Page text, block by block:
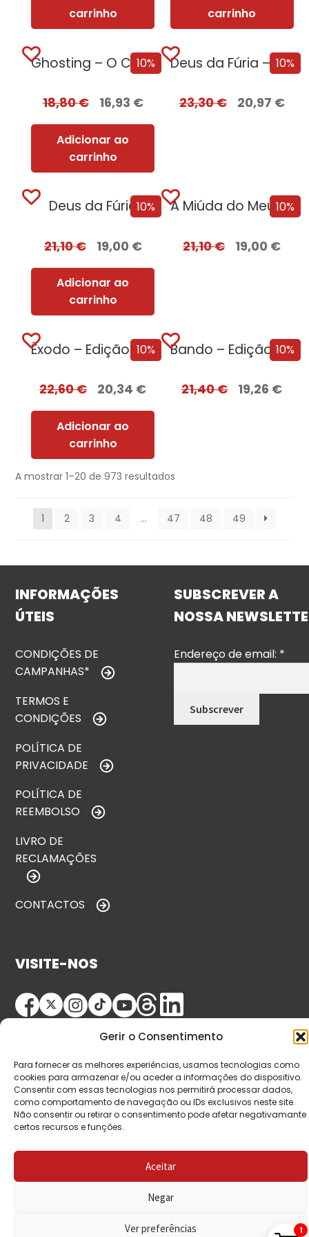
Gerir o Consentimento
Para fornecer as melhores experiências, usamos tecnologias como
cookies para armazenar e/ou aceder a informações do dispositivo.
Consentir com essas tecnologias nos permitirá processar dados,
como comportamento de navegação ou IDs exclusivos neste site.
Não consentir ou retirar o consentimento pode afetar negativamante
certos recursos e funções.
Aceitar
Negar
Ver preferências
carrinho
carrinho
10%
Ghosting – O Caminho para o Sexo
18,80€ 16,93 €
Adicionar ao
carrinho
10%
Deus da Fúria – Edição com EDGES
23,30€ 20,97 €
10%
Deus da Fúria
21,10€ 19,00 €
Adicionar ao
carrinho
10%
A Miúda do Meu Irmão – Edição...
21,10€ 19,00 €
10%
Êxodo – Edição com EDGES
22,60€ 20,34 €
Adicionar ao
carrinho
10%
Bando – Edição com EDGES
21,40€ 19,26 €
A mostrar 1–20 de 973 resultados
1 2 3 4 … 47 48 49
INFORMAÇÕES
ÚTEIS
CONDIÇÕES DE
CAMPANHAS*
TERMOS E
CONDIÇÕES
POLÍTICA DE
PRIVACIDADE
POLÍTICA DE
REEMBOLSO
LIVRO DE
RECLAMAÇÕES
CONTACTOS
SUBSCREVER A
NOSSA
Endereço de email: *
VISITE-NOS
© Copyright 2026 Saída de Emergência. Todos os
direitos reservados.
1